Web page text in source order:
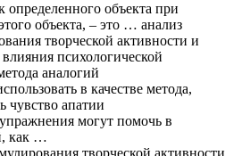
определенного объекта при
объекта, – это … анализ
творческой активности и
психологической
аналогий
в качестве метода,
чувство апатии
могут помочь в
как …
творческой активности